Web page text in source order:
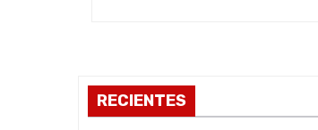
n
t
RECIENTES